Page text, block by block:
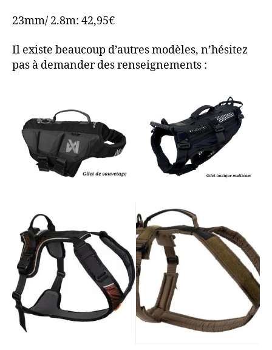
23mm/ 2.8m: 42,95€
Il existe beaucoup d’autres modèles, n’hésitez
pas à demander des renseignements :